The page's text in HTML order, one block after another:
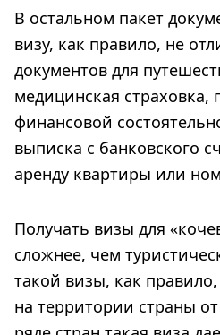
В остальном пакет
визу, как правило, не
документов для
медицинская страховка,
финансовой
выписка с банковского
аренду квартиры или
Получать визы для
сложнее, чем
такой визы, как
на территории страны